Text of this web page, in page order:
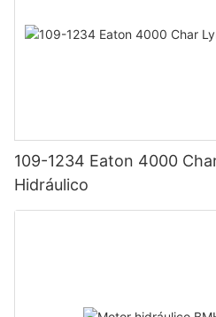
109-1234 Eaton 4000
Hidráulico